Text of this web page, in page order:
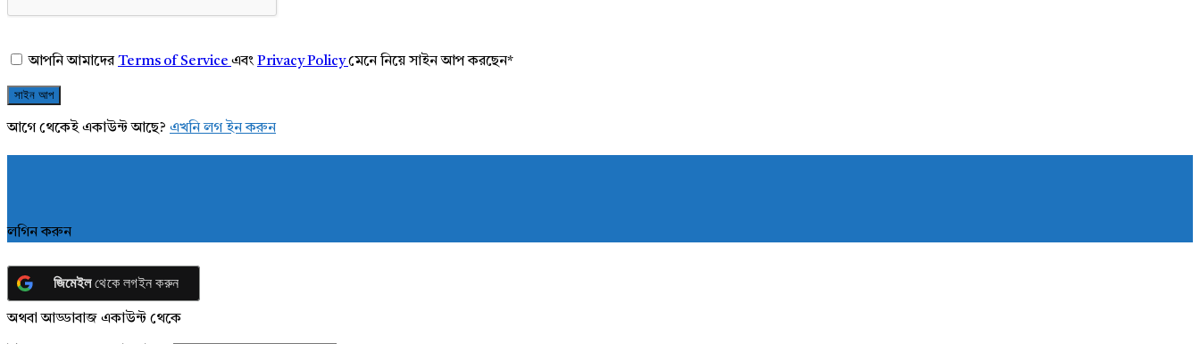
আপনি আমাদেরTerms of Service এবং Privacy Policyমেনে নিয়ে সাইন আপ করছেন*
আগে থেকেই একাউন্ট আছে? এখনি লগ ইন করুন
লগিন করুন
জিমেইলথেকে লগইন করুন
অথবা আড্ডাবাজ একাউন্ট থেকে